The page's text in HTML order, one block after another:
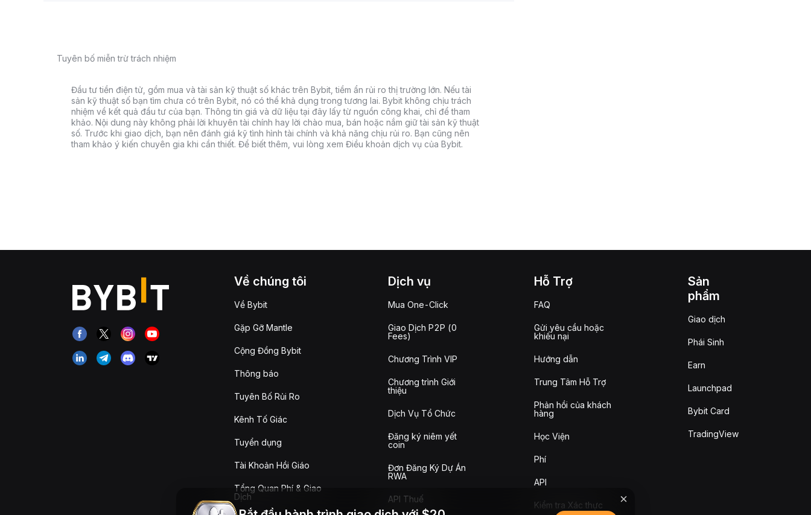
Tuyên bố miễn trừ trách nhiệm
Đầu tư tiền điện tử, gồm mua và tài sản kỹ thuật số khác trên Bybit, tiềm ẩn rủi ro thị trường lớn. Nếu tài
sản kỹ thuật số bạn tìm chưa có trên Bybit, nó có thể khả dụng trong tương lai. Bybit không chịu trách
nhiệm về kết quả đầu tư của bạn. Thông tin giá và dữ liệu tại đây lấy từ nguồn công khai, chỉ để tham
khảo. Nội dung này không phải lời khuyên tài chính hay lời chào mua, bán hoặc nắm giữ tài sản kỹ thuật
số. Trước khi giao dịch, bạn nên đánh giá kỹ tình hình tài chính và khả năng chịu rủi ro. Bạn cũng nên
tham khảo ý kiến chuyên gia khi cần thiết. Để biết thêm, vui lòng xem Điều khoản dịch vụ của Bybit.
Về chúng tôi
Về Bybit
Gặp Gỡ Mantle
Cộng Đồng Bybit
Thông báo
Tuyên Bố Rủi Ro
Kênh Tố Giác
Tuyển dụng
Tài Khoản Hồi Giáo
Tổng Quan Phí & Giao
Dịch
Dịch vụ
Mua One-Click
Giao Dịch P2P (0
Fees)
Chương Trình VIP
Chương trình Giới
thiệu
Dịch Vụ Tổ Chức
Đăng ký niêm yết
coin
Đơn Đăng Ký Dự Án
RWA
API Thuế
Hỗ Trợ
FAQ
Gửi yêu cầu hoặc
khiếu nại
Hướng dẫn
Trung Tâm Hỗ Trợ
Phản hồi của khách
hàng
Học Viện
Phí
API
Kiểm tra Xác thực
Sản
phẩm
Giao dịch
Phái Sinh
Earn
Launchpad
Bybit Card
TradingView